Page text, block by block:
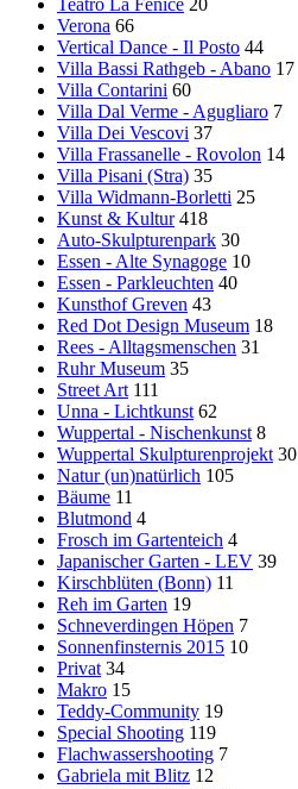
Teatro La Fenice 20
Verona 66
Vertical Dance - Il Posto 44
Villa Bassi Rathgeb - Abano 17
Villa Contarini 60
Villa Dal Verme - Agugliaro 7
Villa Dei Vescovi 37
Villa Frassanelle - Rovolon 14
Villa Pisani (Stra) 35
Villa Widmann-Borletti 25
Kunst & Kultur 418
Auto-Skulpturenpark 30
Essen - Alte Synagoge 10
Essen - Parkleuchten 40
Kunsthof Greven 43
Red Dot Design Museum 18
Rees - Alltagsmenschen 31
Ruhr Museum 35
Street Art 111
Unna - Lichtkunst 62
Wuppertal - Nischenkunst 8
Wuppertal Skulpturenprojekt 30
Natur (un)natürlich 105
Bäume 11
Blutmond 4
Frosch im Gartenteich 4
Japanischer Garten - LEV 39
Kirschblüten (Bonn) 11
Reh im Garten 19
Schneverdingen Höpen 7
Sonnenfinsternis 2015 10
Privat 34
Makro 15
Teddy-Community 19
Special Shooting 119
Flachwassershooting 7
Gabriela mit Blitz 12